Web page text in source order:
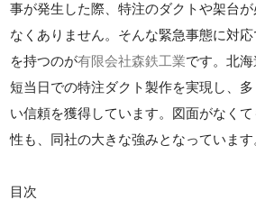
事が発生した際、特注のダクトや架台
なくありません。そんな緊急事態に対
を持つのが有限会社森鉄工業です。北
短当日での特注ダクト製作を実現し、
い信頼を獲得しています。図面がなく
性も、同社の大きな強みとなっています
目次